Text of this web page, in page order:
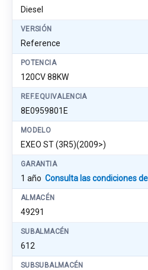
Diesel
VERSIÓN
Reference
POTENCIA
120CV 88KW
REF.EQUIVALENCIA
8E0959801E
MODELO
EXEO ST (3R5)(2009>)
GARANTIA
1 año Consulta las condiciones
ALMACÉN
49291
SUBALMACÉN
612
SUBSUBALMACÉN